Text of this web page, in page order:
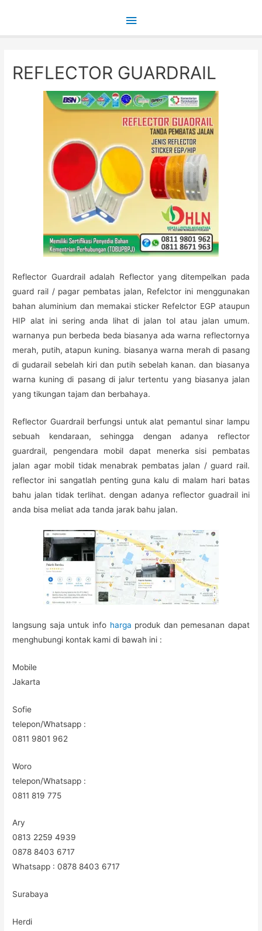
Main
REFLECTOR GUARDRAIL
Reflector Guardrail adalah Reflector yang ditempelkan pada
guard rail / pagar pembatas jalan, Refelctor ini menggunakan
bahan aluminium dan memakai sticker Refelctor EGP ataupun
HIP alat ini sering anda lihat di jalan tol atau jalan umum.
warnanya pun berbeda beda biasanya ada warna reflectornya
merah, putih, atapun kuning. biasanya warna merah di pasang
di gudarail sebelah kiri dan putih sebelah kanan. dan biasanya
warna kuning di pasang di jalur tertentu yang biasanya jalan
yang tikungan tajam dan berbahaya.
Reflector Guardrail berfungsi untuk alat pemantul sinar lampu
sebuah kendaraan, sehingga dengan adanya reflector
guardrail, pengendara mobil dapat menerka sisi pembatas
jalan agar mobil tidak menabrak pembatas jalan / guard rail.
reflector ini sangatlah penting guna kalu di malam hari batas
bahu jalan tidak terlihat. dengan adanya reflector guadrail ini
anda bisa meliat ada tanda jarak bahu jalan.
langsung saja untuk info harga produk dan pemesanan dapat
menghubungi kontak kami di bawah ini :
Mobile
Jakarta
Sofie
telepon/Whatsapp :
0811 9801 962
Woro
telepon/Whatsapp :
0811 819 775
Ary
0813 2259 4939
0878 8403 6717
Whatsapp : 0878 8403 6717
Surabaya
Herdi